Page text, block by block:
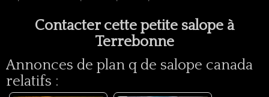
Contacter cette petite salope à
Terrebonne
Annonces de plan q de salope canada
relatifs :